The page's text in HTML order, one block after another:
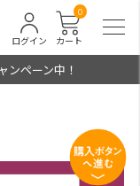
カート
0
ログイン
ンペーン中！